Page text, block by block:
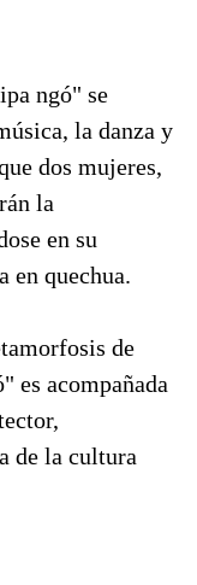
ngó" se
la danza y
dos mujeres,
la
en su
en quechua.
de
es acompañada
de la cultura